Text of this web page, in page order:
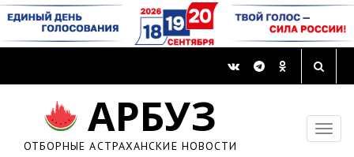
АРБУЗ
ОТБОРНЫЕ АСТРАХАНСКИЕ НОВОСТИ